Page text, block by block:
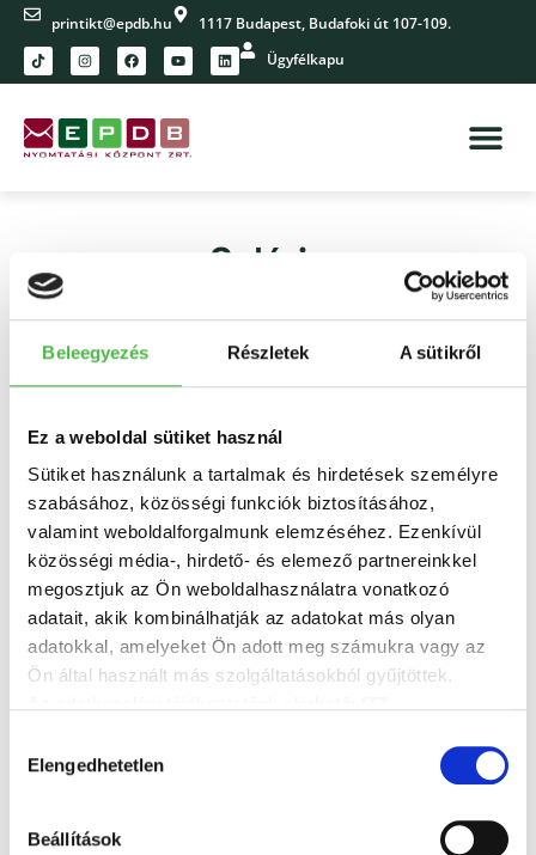
Beleegyezés Részletek A sütikről
Ez a weboldal sütiket használ
Sütiket használunk a tartalmak és hirdetések személyre
szabásához, közösségi funkciók biztosításához,
valamint weboldalforgalmunk elemzéséhez. Ezenkívül
közösségi média-, hirdető- és elemező partnereinkkel
megosztjuk az Ön weboldalhasználatra vonatkozó
adatait, akik kombinálhatják az adatokat más olyan
adatokkal, amelyeket Ön adott meg számukra vagy az
Ön által használt más szolgáltatásokból gyűjtöttek.
kiválasztása
Elengedhetetlen
Beállítások
printikt@epdb.hu
1117 Budapest, Budafoki út 107-109.
Ügyfélkapu
Galéria